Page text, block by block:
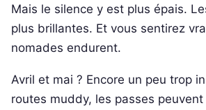
Mais le silence y est plus épais.
plus brillantes. Et vous sentirez
nomades endurent.
Avril et mai ? Encore un peu trop
routes muddy, les passes